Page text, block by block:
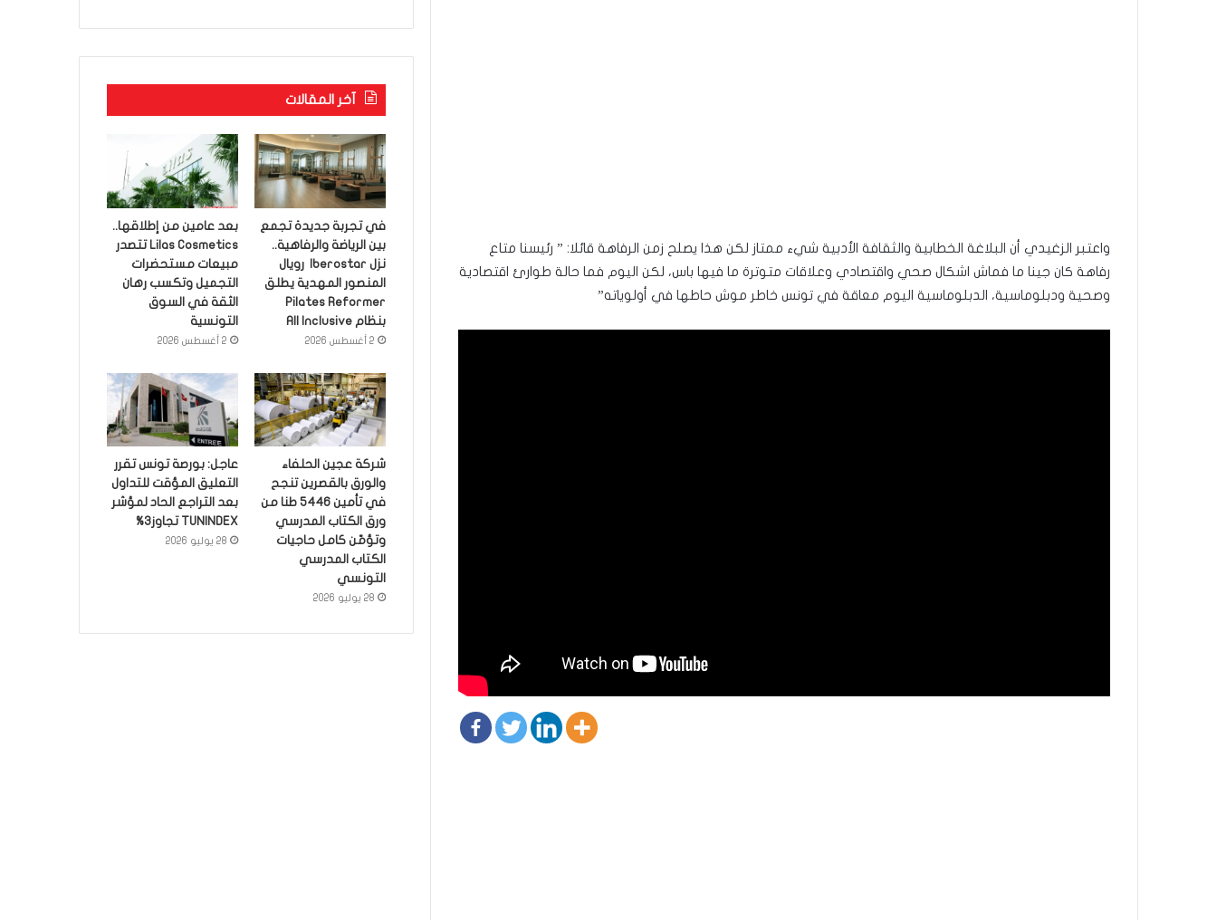
واعتبر الزغيدي أن البلاغة الخطابية والثقافة الأدبية شيء ممتاز لكن هذا يصلح زمن الرفاهة قائلا: ” رئيسنا متاع
رفاهة كان جينا ما فماش اشكال صحي واقتصادي وعلاقات متوترة ما فيها باس، لكن اليوم فما حالة طوارئ اقتصادية
وصحية ودبلوماسية، الدبلوماسية اليوم معاقة في تونس خاطر موش حاطها في أولوياته”
آخر المقالات
في تجربة جديدة تجمع
بين الرياضة والرفاهية..
نزل Iberostar رويال
المنصور المهدية يطلق
Pilates Reformer
بنظام All Inclusive
2 أغسطس 2026
بعد عامين من إطلاقها..
Lilas Cosmetics تتصدر
مبيعات مستحضرات
التجميل وتكسب رهان
الثقة في السوق
التونسية
2 أغسطس 2026
شركة عجين الحلفاء
والورق بالقصرين تنجح
في تأمين 5446 طنا من
ورق الكتاب المدرسي
وتؤمّن كامل حاجيات
الكتاب المدرسي
التونسي
28 يوليو 2026
عاجل: بورصة تونس تقرر
التعليق المؤقت للتداول
بعد التراجع الحاد لمؤشر
TUNINDEX تجاوز3%
28 يوليو 2026